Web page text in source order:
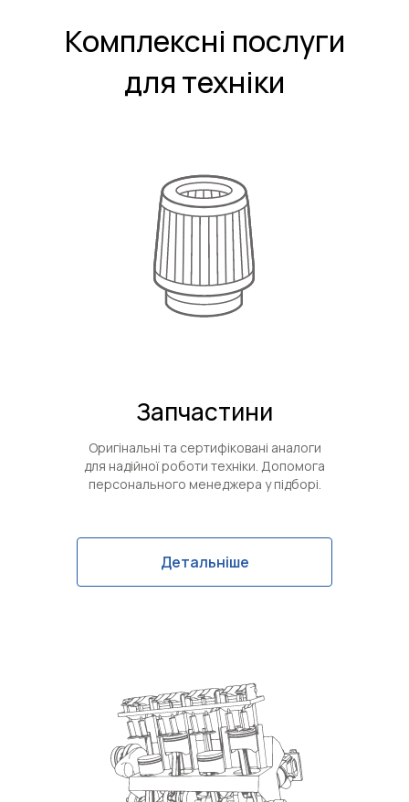
Комплексні послуги
для техніки
Запчастини
Оригінальні та сертифіковані аналоги
для надійної роботи техніки. Допомога
персонального менеджера у підборі.
Детальніше